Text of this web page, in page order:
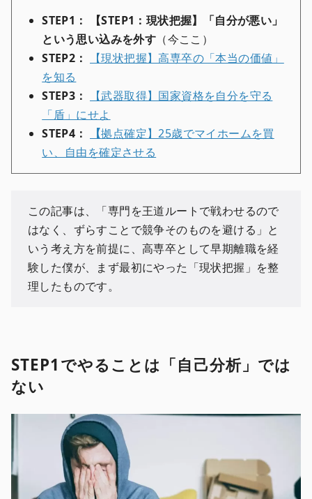
STEP1： 【STEP1：現状把握】「自分が悪い」
という思い込みを外す （今ここ）
STEP2：
【現状把握】高専卒の「本当の価値」
を知る
STEP3：
【武器取得】国家資格を自分を守る
「盾」にせよ
STEP4：
【拠点確定】25歳でマイホームを買
い、自由を確定させる
この記事は、「専門を王道ルートで戦わせるので
はなく、ずらすことで競争そのものを避ける」と
いう考え方を前提に、高専卒として早期離職を経
験した僕が、まず最初にやった「現状把握」を整
理したものです。
STEP1でやることは「自己分析」では
ない